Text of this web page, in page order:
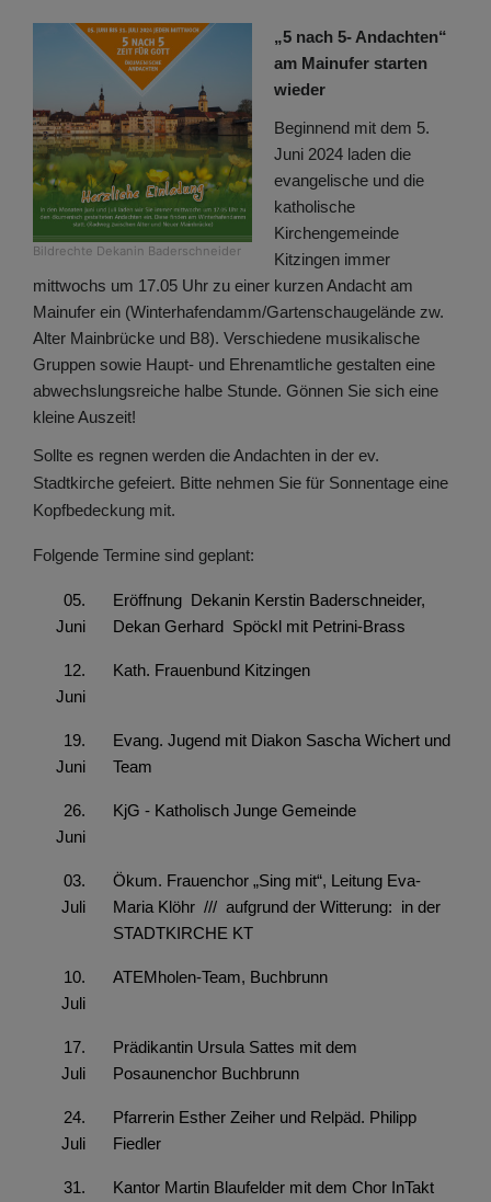
Bildrechte Dekanin Baderschneider
„5 nach 5- Andachten“
am Mainufer starten
wieder
Beginnend mit dem 5.
Juni 2024 laden die
evangelische und die
katholische
Kirchengemeinde
Kitzingen immer
mittwochs um 17.05 Uhr zu einer kurzen Andacht am
Mainufer ein (Winterhafendamm/Gartenschaugelände zw.
Alter Mainbrücke und B8). Verschiedene musikalische
Gruppen sowie Haupt- und Ehrenamtliche gestalten eine
abwechslungsreiche halbe Stunde. Gönnen Sie sich eine
kleine Auszeit!
Sollte es regnen werden die Andachten in der ev.
Stadtkirche gefeiert. Bitte nehmen Sie für Sonnentage eine
Kopfbedeckung mit.
Folgende Termine sind geplant:
05.
Juni
Eröffnung Dekanin Kerstin Baderschneider,
Dekan Gerhard Spöckl mit Petrini-Brass
12.
Juni
Kath. Frauenbund Kitzingen
19.
Juni
Evang. Jugend mit Diakon Sascha Wichert und
Team
26.
Juni
KjG - Katholisch Junge Gemeinde
03.
Juli
Ökum. Frauenchor „Sing mit“, Leitung Eva-
Maria Klöhr /// aufgrund der Witterung: in der
STADTKIRCHE KT
10.
Juli
ATEMholen-Team, Buchbrunn
17.
Juli
Prädikantin Ursula Sattes mit dem
Posaunenchor Buchbrunn
24.
Juli
Pfarrerin Esther Zeiher und Relpäd. Philipp
Fiedler
31. Kantor Martin Blaufelder mit dem Chor InTakt